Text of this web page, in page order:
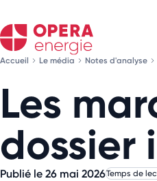
Accueil Le média Notes d'analyse
Les
dossier
Publié le 26 mai 2026Temps de